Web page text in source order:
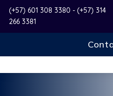
(+57) 601 308 3380 - (+57) 314
266 3381